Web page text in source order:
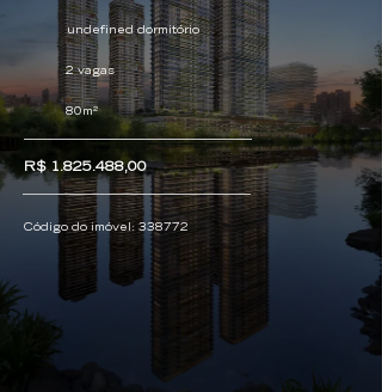
undefined dormitório
2 vagas
80m²
R$1.825.488,00
Código do imóvel: 338772